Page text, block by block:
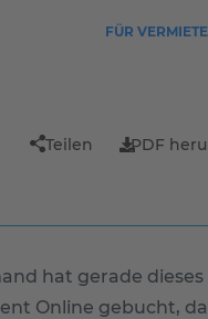
FÜR
Teilen PDF
hat gerade dieses
Online gebucht,